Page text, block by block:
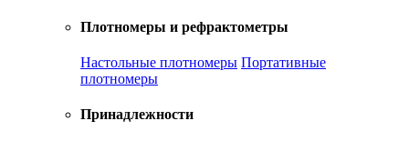
Плотномеры и рефрактометры
Настольные плотномеры Портативные
плотномеры
Принадлежности